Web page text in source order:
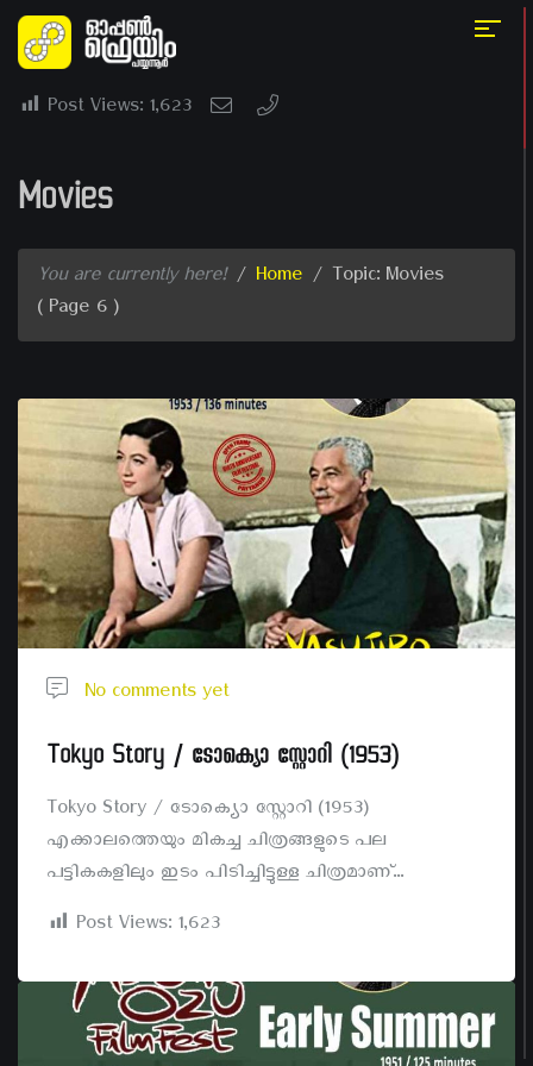
Post Views: 1,623
Movies
You are currently here! / Home / Topic: Movies
( Page 6 )
No comments yet
Tokyo Story / ടോക്യൊ സ്റ്റോറി (1953)
Tokyo Story / ടോക്യൊ സ്റ്റോറി (1953)
എക്കാലത്തെയും മികച്ച ചിത്രങ്ങളുടെ പല
പട്ടികകളിലും ഇടം പിടിച്ചിട്ടുള്ള ചിത്രമാണ്...
Post Views: 1,623